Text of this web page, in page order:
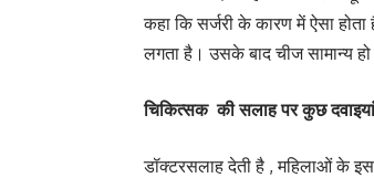
कहा कि सर्जरी के कारण में ऐसा
लगता है। उसके बाद चीज सामान्य हो
चिकित्सक की सलाह पर कुछ
डॉक्टरसलाह देती है , महिलाओं के